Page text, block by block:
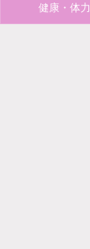
健康・体力